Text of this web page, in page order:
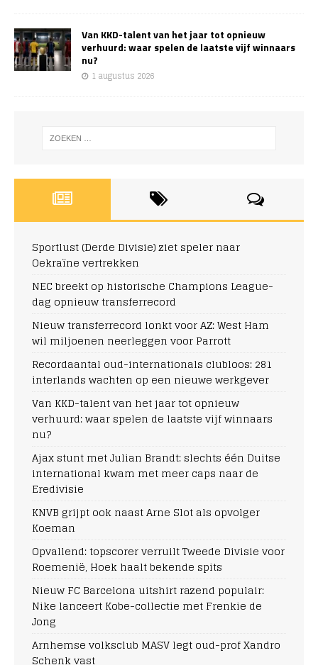
Van KKD-talent van het jaar tot opnieuw
verhuurd: waar spelen de laatste vijf winnaars
nu?
1 augustus 2026
Sportlust (Derde Divisie) ziet speler naar
Oekraïne vertrekken
NEC breekt op historische Champions League-
dag opnieuw transferrecord
Nieuw transferrecord lonkt voor AZ: West Ham
wil miljoenen neerleggen voor Parrott
Recordaantal oud-internationals clubloos: 281
interlands wachten op een nieuwe werkgever
Van KKD-talent van het jaar tot opnieuw
verhuurd: waar spelen de laatste vijf winnaars
nu?
Ajax stunt met Julian Brandt: slechts één Duitse
international kwam met meer caps naar de
Eredivisie
KNVB grijpt ook naast Arne Slot als opvolger
Koeman
Opvallend: topscorer verruilt Tweede Divisie voor
Roemenië, Hoek haalt bekende spits
Nieuw FC Barcelona uitshirt razend populair:
Nike lanceert Kobe-collectie met Frenkie de
Jong
Arnhemse volksclub MASV legt oud-prof Xandro
Schenk vast